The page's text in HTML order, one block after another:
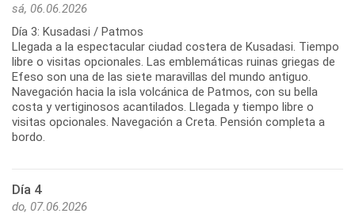
sá, 06.06.2026
Día 3: Kusadasi / Patmos
Llegada a la espectacular ciudad costera de Kusadasi. Tiempo
libre o visitas opcionales. Las emblemáticas ruinas griegas de
Efeso son una de las siete maravillas del mundo antiguo.
Navegación hacia la isla volcánica de Patmos, con su bella
costa y vertiginosos acantilados. Llegada y tiempo libre o
visitas opcionales. Navegación a Creta. Pensión completa a
bordo.
Día 4
do, 07.06.2026